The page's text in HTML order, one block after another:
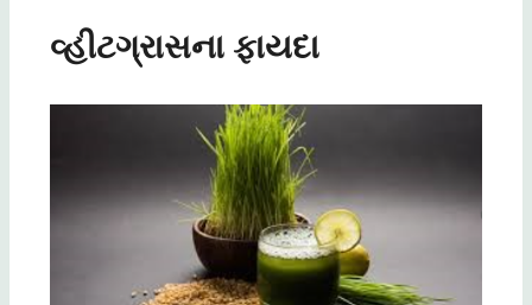
વ્હીટગ્રાસના ફાયદા